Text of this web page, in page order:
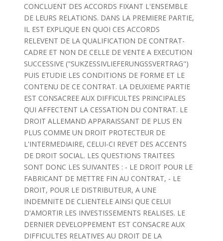
CONCLUENT DES ACCORDS FIXANT L'ENSEMBLE
DE LEURS RELATIONS. DANS LA PREMIERE PARTIE,
IL EST EXPLIQUE EN QUOI CES ACCORDS
RELEVENT DE LA QUALIFICATION DE CONTRAT-
CADRE ET NON DE CELLE DE VENTE A EXECUTION
SUCCESSIVE ("SUKZESSIVLIEFERUNGSSVERTRAG")
PUIS ETUDIE LES CONDITIONS DE FORME ET LE
CONTENU DE CE CONTRAT. LA DEUXIEME PARTIE
EST CONSACREE AUX DIFFICULTES PRINCIPALES
QUI AFFECTENT LA CESSATION DU CONTRAT. LE
DROIT ALLEMAND APPARAISSANT DE PLUS EN
PLUS COMME UN DROIT PROTECTEUR DE
L'INTERMEDIAIRE, CELUI-CI REVET DES ACCENTS
DE DROIT SOCIAL. LES QUESTIONS TRAITEES
SONT DONC LES SUIVANTES : - LE DROIT POUR LE
FABRICANT DE METTRE FIN AU CONTRAT, - LE
DROIT, POUR LE DISTRIBUTEUR, A UNE
INDEMNITE DE CLIENTELE AINSI QUE CELUI
D'AMORTIR LES INVESTISSEMENTS REALISES. LE
DERNIER DEVELOPPEMENT EST CONSACRE AUX
DIFFICULTES RELATIVES AU DROIT DE LA